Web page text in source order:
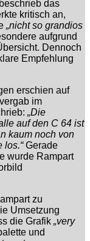
das
kritisch an,
„nicht so grandios
aufgrund
Dennoch
Empfehlung
erschien auf
im
„Die
auf den C 64 ist
kaum noch von
los.“Gerade
wurde Rampart
zu
Umsetzung
die Grafik „very
und